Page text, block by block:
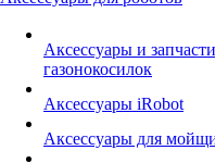
Аксессуары и
газонокосилок
Аксессуары iRobot
Аксессуары для